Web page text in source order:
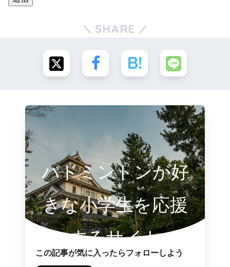
SHARE
バドミントンが好
きな小学生を応援
するサイト
この記事が気に入ったらフォローしよう